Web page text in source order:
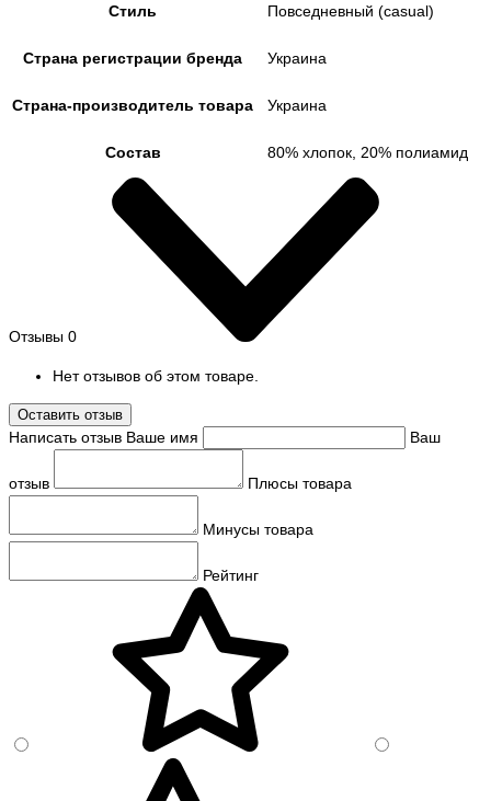
Стиль Повседневный (casual)
Страна регистрации бренда Украина
Страна-производитель товара Украина
Состав 80% хлопок, 20% полиамид
Отзывы 0
Нет отзывов об этом товаре.
Оставить отзыв
Написать отзыв Ваше имя Ваш
отзыв Плюсы товара
Минусы товара
Рейтинг